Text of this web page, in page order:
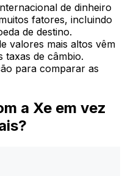
de dinheiro
fatores, incluindo
de destino.
valores mais altos vêm
taxas de câmbio.
para comparar as
a Xe em vez